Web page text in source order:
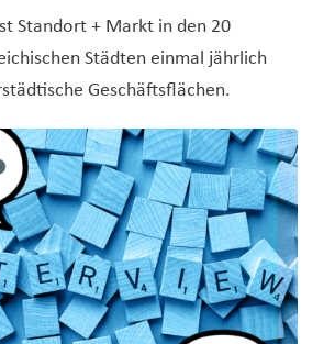
Standort + Markt in den 20
Städten einmal jährlich
Geschäftsflächen.